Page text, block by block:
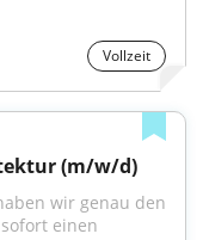
Vollzeit
(m/w/d)
wir genau den